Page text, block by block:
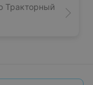
Тракторный